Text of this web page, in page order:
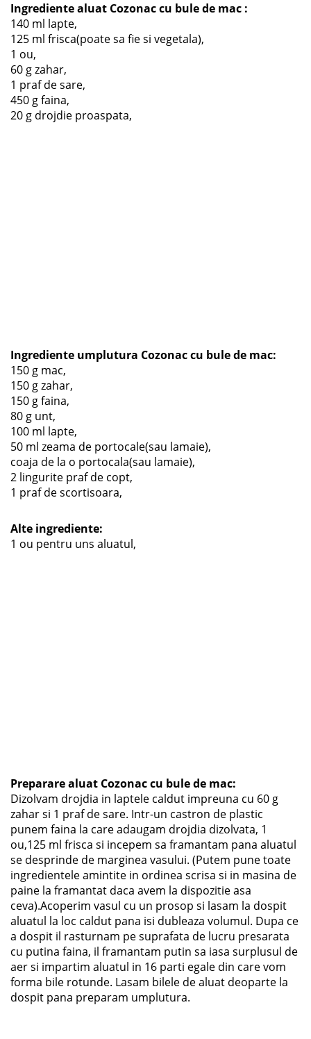
Ingrediente aluat Cozonac cu bule de mac :
140 ml lapte,
125 ml frisca(poate sa fie si vegetala),
1 ou,
60 g zahar,
1 praf de sare,
450 g faina,
20 g drojdie proaspata,
Ingrediente umplutura Cozonac cu bule de mac:
150 g mac,
150 g zahar,
150 g faina,
80 g unt,
100 ml lapte,
50 ml zeama de portocale(sau lamaie),
coaja de la o portocala(sau lamaie),
2 lingurite praf de copt,
1 praf de scortisoara,
Alte ingrediente:
1 ou pentru uns aluatul,
Preparare aluat Cozonac cu bule de mac:
Dizolvam drojdia in laptele caldut impreuna cu 60 g
zahar si 1 praf de sare. Intr-un castron de plastic
punem faina la care adaugam drojdia dizolvata, 1
ou,125 ml frisca si incepem sa framantam pana aluatul
se desprinde de marginea vasului. (Putem pune toate
ingredientele amintite in ordinea scrisa si in masina de
paine la framantat daca avem la dispozitie asa
ceva).Acoperim vasul cu un prosop si lasam la dospit
aluatul la loc caldut pana isi dubleaza volumul. Dupa ce
a dospit il rasturnam pe suprafata de lucru presarata
cu putina faina, il framantam putin sa iasa surplusul de
aer si impartim aluatul in 16 parti egale din care vom
forma bile rotunde. Lasam bilele de aluat deoparte la
dospit pana preparam umplutura.